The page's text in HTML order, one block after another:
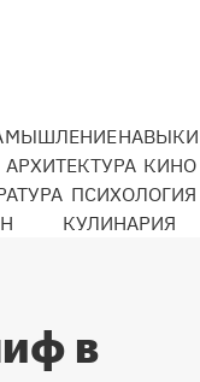
МЫШЛЕНИЕНАВЫКИ
АРХИТЕКТУРА КИНО
ПСИХОЛОГИЯ
КУЛИНАРИЯ
в